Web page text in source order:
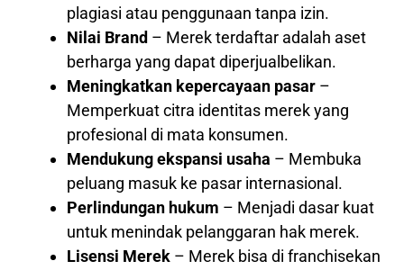
plagiasi atau penggunaan tanpa izin.
Nilai Brand – Merek terdaftar adalah aset
berharga yang dapat diperjualbelikan.
Meningkatkan kepercayaan pasar –
Memperkuat citra identitas merek yang
profesional di mata konsumen.
Mendukung ekspansi usaha – Membuka
peluang masuk ke pasar internasional.
Perlindungan hukum – Menjadi dasar kuat
untuk menindak pelanggaran hak merek.
Lisensi Merek – Merek bisa di franchisekan